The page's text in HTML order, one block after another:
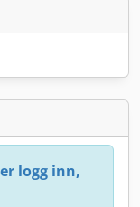
logg inn,